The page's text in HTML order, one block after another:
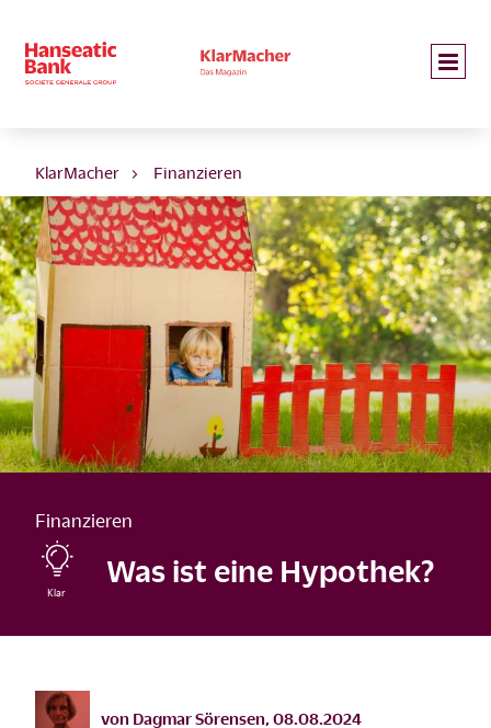
KlarMacher Finanzieren
Finanzieren
Was ist eine Hypothek?
von Dagmar Sörensen 08.08.2024